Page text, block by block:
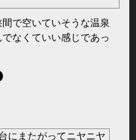
で空いていそうな温泉
なくていい感じであっ